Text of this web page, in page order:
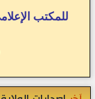
للمكتب